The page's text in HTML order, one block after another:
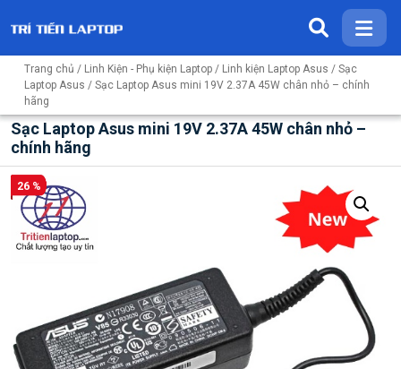
Trang chủ / Linh Kiện - Phụ kiện Laptop / Linh kiện Laptop Asus / Sạc
Laptop Asus / Sạc Laptop Asus mini 19V 2.37A 45W chân nhỏ – chính
hãng
Sạc Laptop Asus mini 19V 2.37A 45W chân nhỏ –
chính hãng
26 %